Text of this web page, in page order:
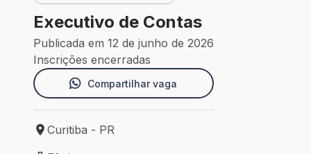
Executivo de Contas
Publicada em 12 de junho de 2026
Inscrições encerradas
Compartilhar vaga
Local de trabalho: Curitiba - PR
Curitiba - PR